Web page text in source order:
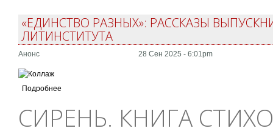
«ЕДИНСТВО РАЗНЫХ»: РАССКАЗЫ
ЛИТИНСТИТУТА
Анонс 28 Сен 2025 - 6:01pm
Подробнее
СИРЕНЬ. КНИГА